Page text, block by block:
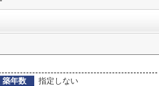
築年数
指定しない